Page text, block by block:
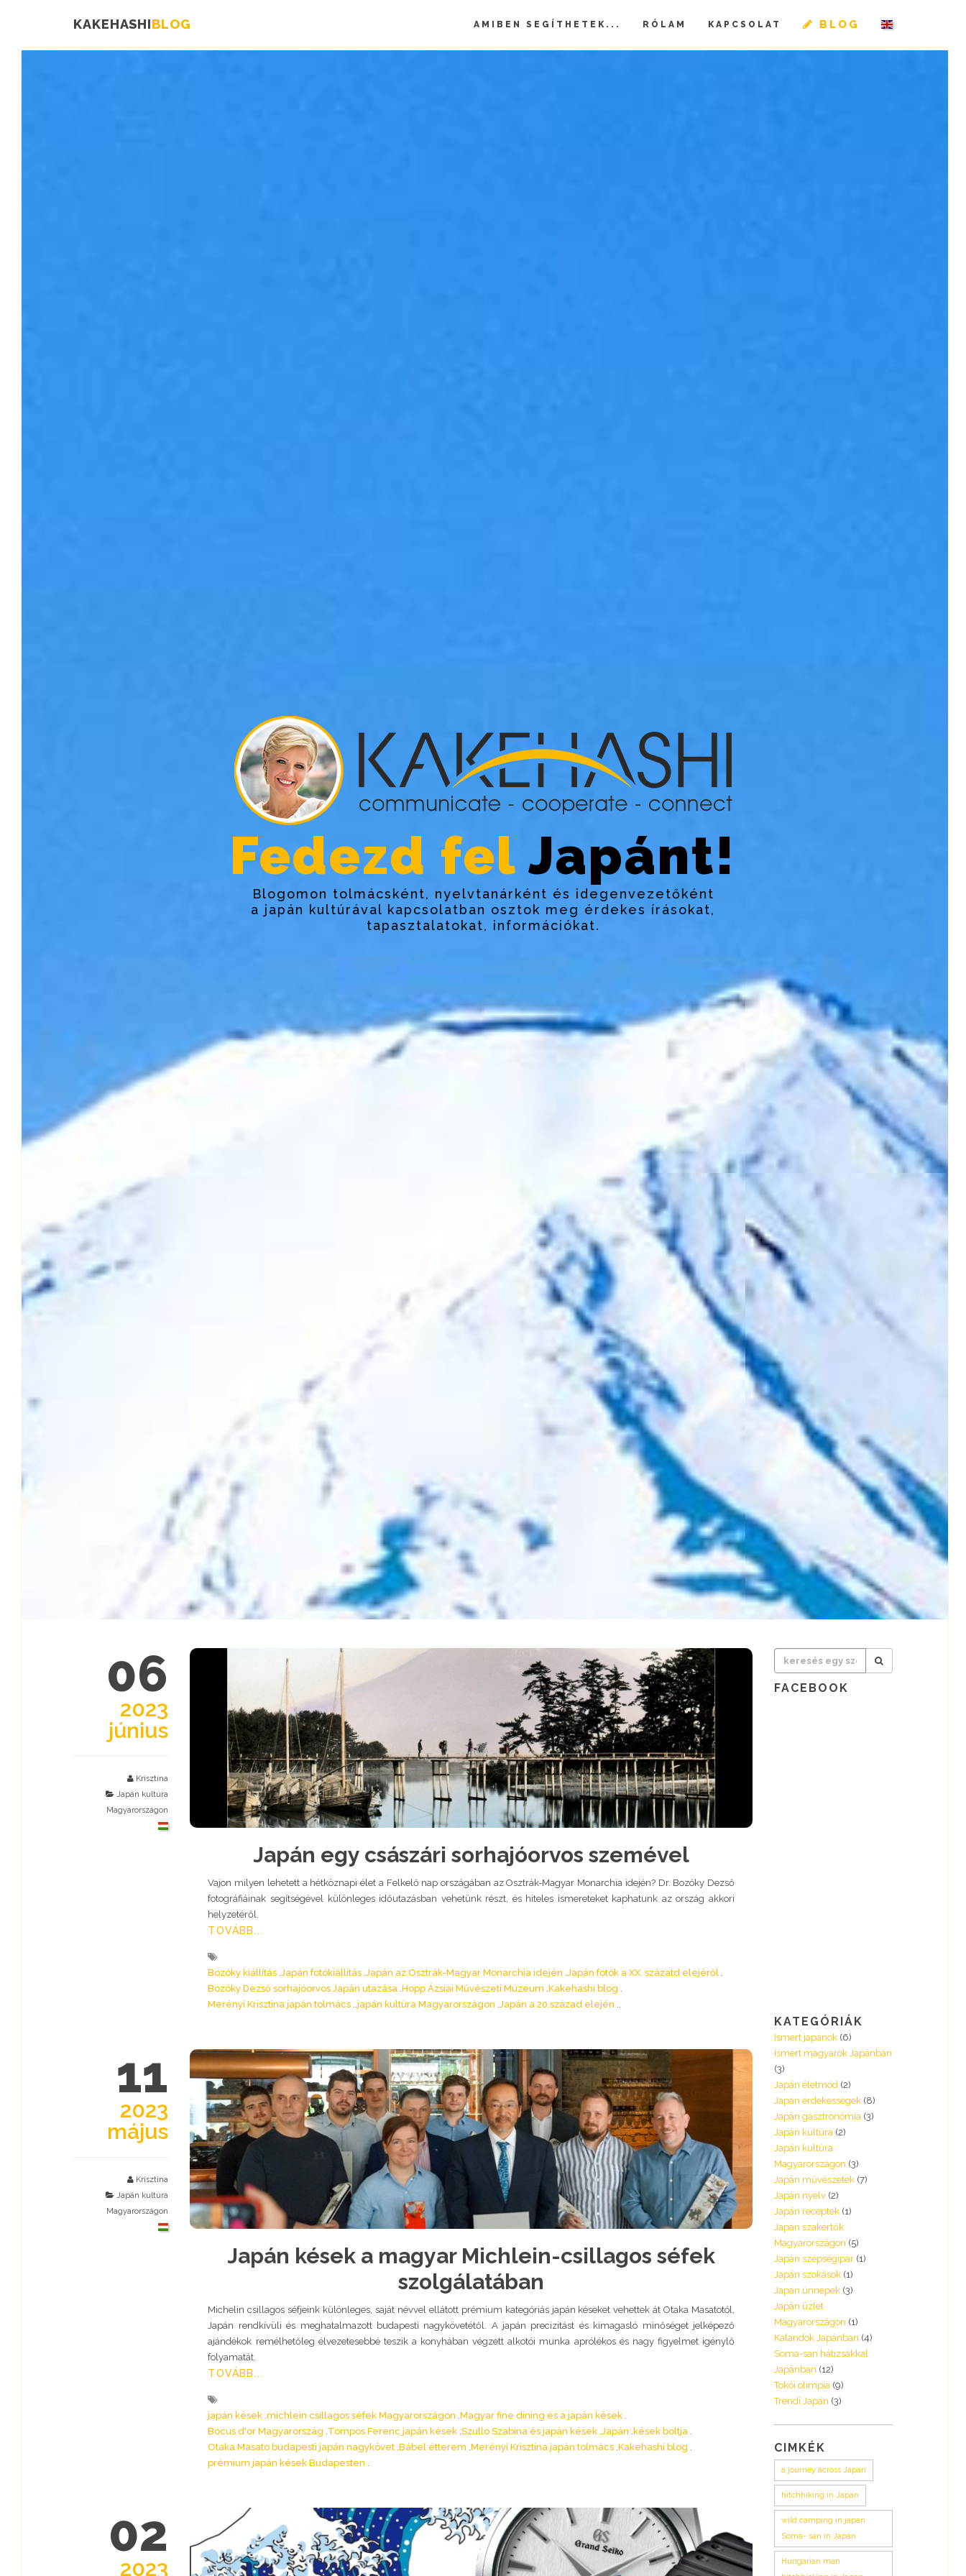
KAKEHASHIBLOG AMIBEN SEGÍTHETEK... RÓLAM KAPCSOLAT BLOG
Fedezd fel Japánt!
Blogomon tolmácsként, nyelvtanárként és idegenvezetőként
a japán kultúrával kapcsolatban osztok meg érdekes írásokat,
tapasztalatokat, információkat.
06
2023
június
Krisztina
Japán kultúra
Magyarországon
Japán egy császári sorhajóorvos szemével
Vajon milyen lehetett a hétköznapi élet a Felkelő nap országában az Osztrák-Magyar Monarchia idején? Dr. Bozóky Dezső
fotográfiáinak segítségével különleges időutazásban vehetünk részt, és hiteles ismereteket kaphatunk az ország akkori
helyzetéről.
TOVÁBB...
Bozóky kiállítás Japán fotókiállítás Japán az Osztrák-Magyar Monarchia idején Japán fotók a XX. százatd elejéről
Bozóky Dezső sorhajóorvos Japán utazása Hopp Ázsiai Művészeti Múzeum Kakehashi blog
Merényi Krisztina japán tolmács
japán kultúra Magyarországon Japán a 20.század elején
11
2023
május
Krisztina
Japán kultúra
Magyarországon
Japán kések a magyar Michlein-csillagos séfek
szolgálatában
Michelin csillagos séfjeink különleges, saját névvel ellátott prémium kategóriás japán késeket vehettek át Otaka Masatotól,
Japán rendkívüli és meghatalmazott budapesti nagykövetétől. A japán precizitást és kimagasló minőséget jelképező
ajándékok remélhetőleg élvezetesebbé teszik a konyhában végzett alkotói munka aprólékos és nagy figyelmet igénylő
folyamatát.
TOVÁBB...
japán kések michlein csillagos séfek Magyarországon Magyar fine dining és a japán kések
Bocus d'or Magyarország Tompos Ferenc japán kések Szullo Szabina és japán kések Japán kések boltja
Otaka Masato budapesti japán nagykövet Bábel étterem Merényi Krisztina japán tolmács Kakehashi blog
prémium japán kések Budapesten
02
2023
FACEBOOK
KATEGÓRIÁK
Ismert japánok (6)
Ismert magyarok Japánban
(3)
Japán életmód (2)
Japán érdekességek (8)
Japán gasztronómia (3)
Japán kultúra (2)
Japán kultúra
Magyarországon (3)
Japán művészetek (7)
Japán nyelv (2)
Japán receptek (1)
Japán szakértők
Magyarországon (5)
Japán szépségipar (1)
Japán szokások (1)
Japán ünnepek (3)
Japán üzlet
Magyarországon (1)
Kalandok Japánban (4)
Soma-san hátizsákkal
Japánban (12)
Tokói olimpia (9)
Trendi Japán (3)
CIMKÉK
a journey across Japan
hitchhiking in Japan
wild camping in japan
Soma- san in Japan
Hungarian man